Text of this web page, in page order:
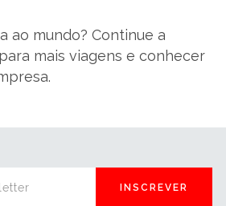
ao mundo? Continue a
mais viagens e conhecer
INSCREVER